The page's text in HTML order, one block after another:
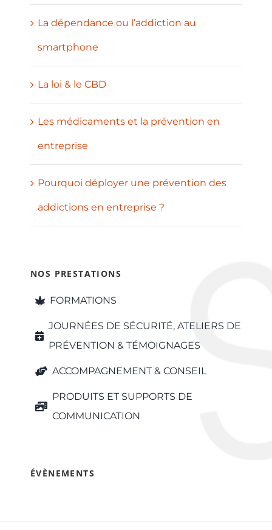
La dépendance ou l’addiction au
smartphone
La loi & le CBD
Les médicaments et la prévention en
entreprise
Pourquoi déployer une prévention des
addictions en entreprise ?
NOS PRESTATIONS
FORMATIONS
JOURNÉES DE SÉCURITÉ, ATELIERS DE
PRÉVENTION & TÉMOIGNAGES
ACCOMPAGNEMENT & CONSEIL
PRODUITS ET SUPPORTS DE
COMMUNICATION
ÉVÈNEMENTS